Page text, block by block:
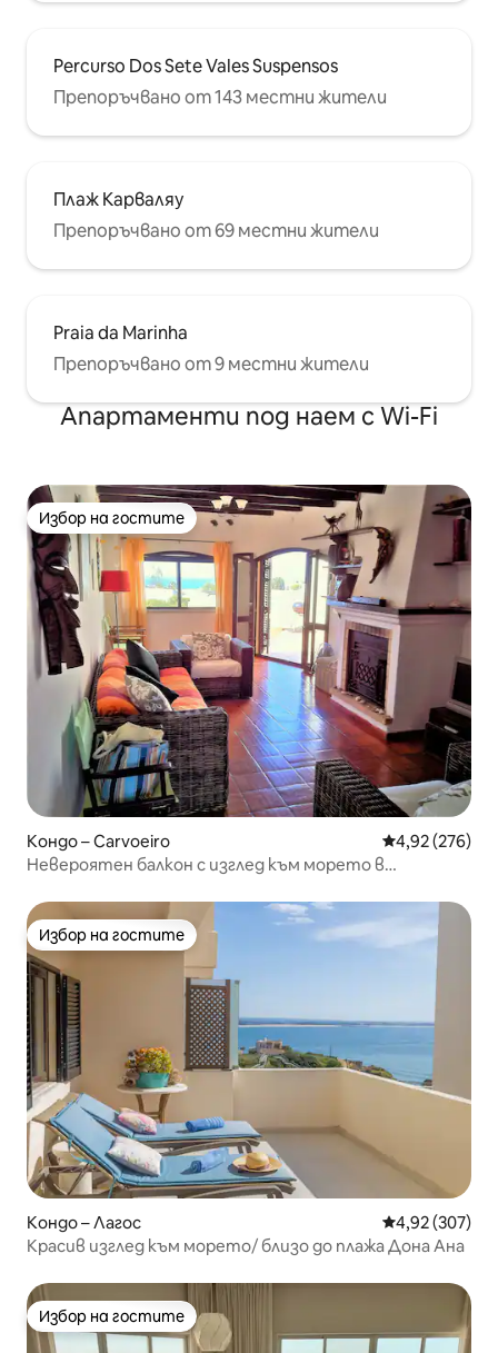
Percurso Dos Sete Vales Suspensos
Препоръчвано от 143 местни жители
Плаж Карваляу
Препоръчвано от 69 местни жители
Praia da Marinha
Препоръчвано от 9 местни жители
Апартаменти под наем с Wi-Fi
Избор на гостите
Избор на гостите
Кондо – Carvoeiro Средна
4,92 (276)
Невероятен балкон с изглед към морето в
Избор на гостите
Избор на гостите
Кондо – Лагос Средна
4,92 (307)
Красив изглед към морето/ близо до плажа Дона Ана
Избор на гостите
Избор на гостите